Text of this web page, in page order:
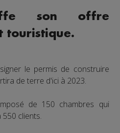
son offre
touristique.
le permis de construire
de terre d'ici à 2023.
de 150 chambres qui
clients.